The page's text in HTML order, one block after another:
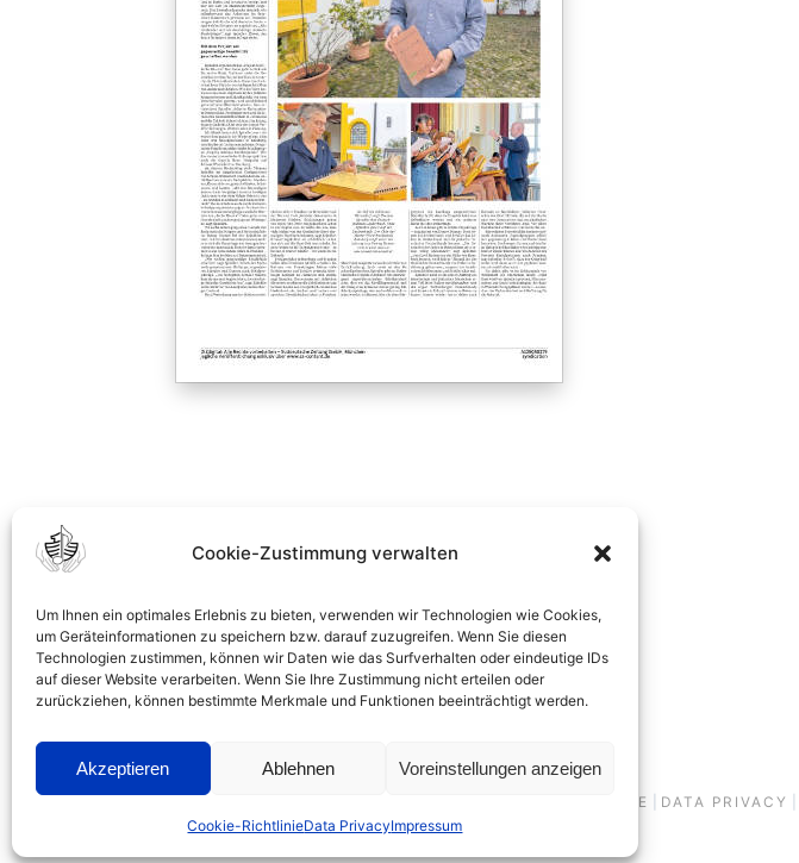
Cookie-Zustimmung verwalten
Um Ihnen ein optimales Erlebnis zu bieten, verwenden wir Technologien wie Cookies,
um Geräteinformationen zu speichern bzw. darauf zuzugreifen. Wenn Sie diesen
Technologien zustimmen, können wir Daten wie das Surfverhalten oder eindeutige IDs
auf dieser Website verarbeiten. Wenn Sie Ihre Zustimmung nicht erteilen oder
zurückziehen, können bestimmte Merkmale und Funktionen beeinträchtigt werden.
Akzeptieren Ablehnen Voreinstellungen anzeigen
Cookie-RichtlinieData PrivacyImpressum
LEGAL NOTICE DATA PRIVACY